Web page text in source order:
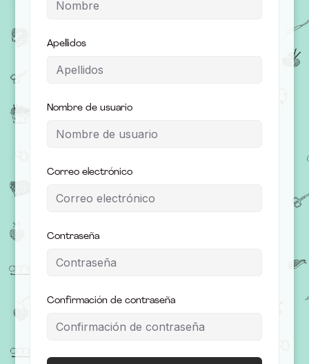
Apellidos
Nombre de usuario
Correo electrónico
Contraseña
Confirmación de contraseña